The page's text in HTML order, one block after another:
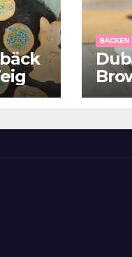
BACKEN